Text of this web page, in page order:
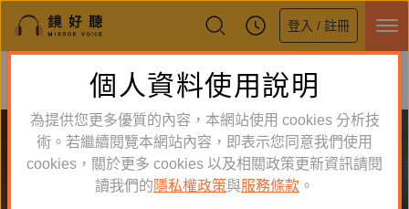
登入 / 註冊
鏡好聽全新APP上線
體驗全面升級，即刻下載
個人資料使用說明
為提供您更多優質的內容，本網站使用 cookies 分析技
術。若繼續閱覽本網站內容，即表示您同意我們使用
cookies，關於更多 cookies 以及相關政策更新資訊請閱
讀我們的 隱私權政策與服務條款 。